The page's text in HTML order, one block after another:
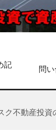
記
問
ク不動産投